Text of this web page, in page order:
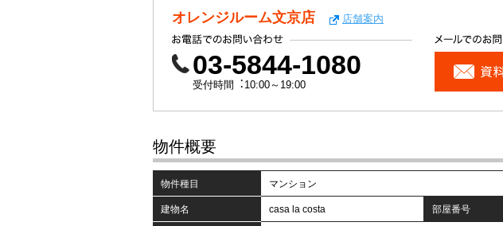
オレンジルーム文京店 店舗案内
03-5844-1080
受付時間︓10:00～19:00
物件概要
物件種目 マンション
建物名 casa la costa 部屋番号